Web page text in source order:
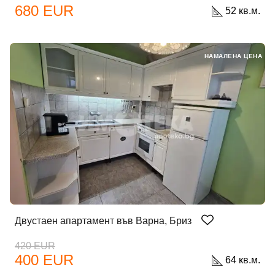
680 EUR 52 кв.м.
Двустаен апартамент във Варна, Бриз
420 EUR
400 EUR 64 кв.м.
НАМАЛЕНА ЦЕНА